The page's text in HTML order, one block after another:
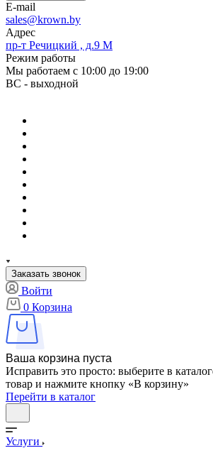
E-mail
sales@krown.by
Адрес
пр-т Речицкий , д.9 М
Режим работы
Мы работаем с 10:00 до 19:00
ВС - выходной
Заказать звонок
Войти
0 Корзина
Ваша корзина пуста
Исправить это просто: выберите в
товар и нажмите кнопку «В корзину»
Перейти в каталог
Услуги